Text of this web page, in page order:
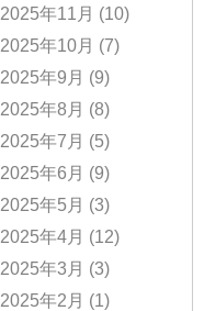
2025年11月 (10)
2025年10月 (7)
2025年9月 (9)
2025年8月 (8)
2025年7月 (5)
2025年6月 (9)
2025年5月 (3)
2025年4月 (12)
2025年3月 (3)
2025年2月 (1)